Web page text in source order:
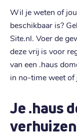
Wil je weten of
beschikbaar is?
Site.nl. Voer de
deze vrij is voor
van een .haus
in no-time weet of
Je .haus